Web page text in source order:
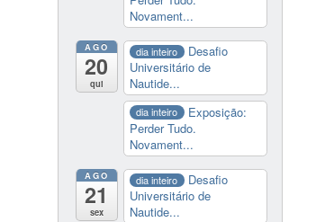
Novament...
AGO
20
qui
dia inteiro
Desafio
Universitário de
Nautide...
dia inteiro
Exposição:
Perder Tudo.
Novament...
AGO
21
sex
dia inteiro
Desafio
Universitário de
Nautide...